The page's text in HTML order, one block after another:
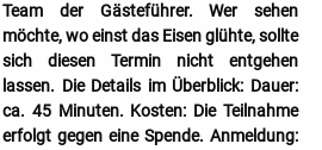
Team der Gästeführer. Wer sehen
möchte, wo einst das Eisen glühte, sollte
sich diesen Termin nicht entgehen
lassen. Die Details im Überblick: Dauer:
ca. 45 Minuten. Kosten: Die Teilnahme
erfolgt gegen eine Spende. Anmeldung: